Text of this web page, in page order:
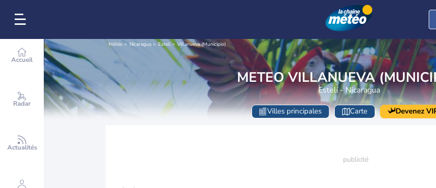
Accueil
Radar
Actualités
Météo Nicaragua Estelí Villanueva (Municipio)
METEO VILLANUEVA
Estelí - Nicaragua
Villes principales Carte Devenez